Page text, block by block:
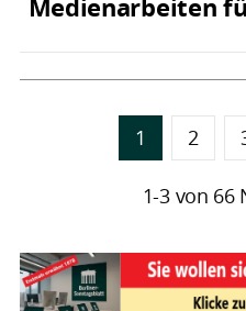
Medienarbeiten
1 2
1-3 von 66